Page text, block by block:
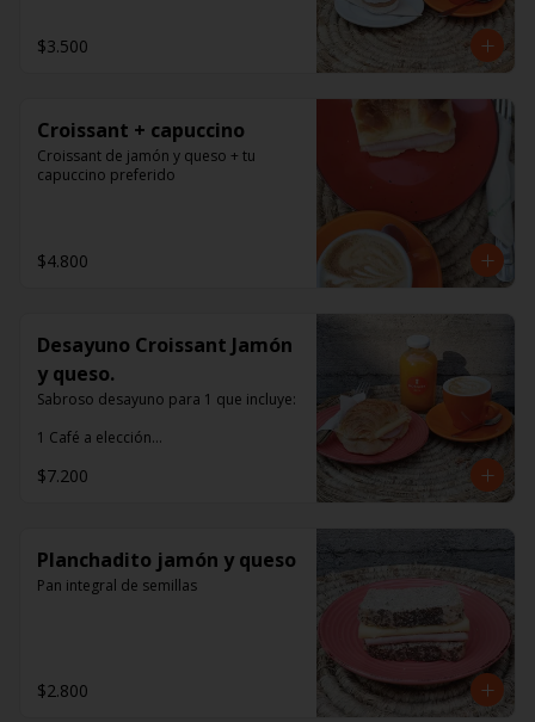
$3.500
Croissant + capuccino
Croissant de jamón y queso + tu
capuccino preferido
$4.800
Desayuno Croissant Jamón
y queso.
Sabroso desayuno para 1 que incluye:
1 Café a elección
1 Jugo de Naranja Recién exprimido
$7.200
Planchadito jamón y queso
Pan integral de semillas
$2.800